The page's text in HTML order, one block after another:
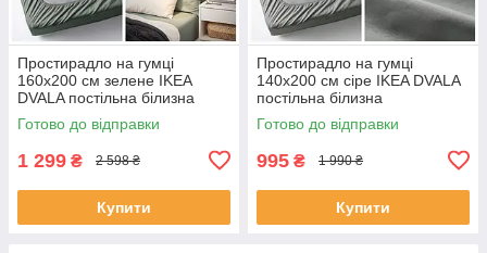
Простирадло на гумці
160х200 см зелене IKEA
DVALA постільна білизна
двоспальна 100% бавовна
ІКЕА ДВАЛА
Готово до відправки
1 299 ₴ 2 598 ₴
Купити
Простирадло на гумці
140х200 см сіре IKEA DVALA
постільна білизна
двоспальна 100% бавовна
ІКЕА ДВАЛА
Готово до відправки
995 ₴ 1 990 ₴
Купити